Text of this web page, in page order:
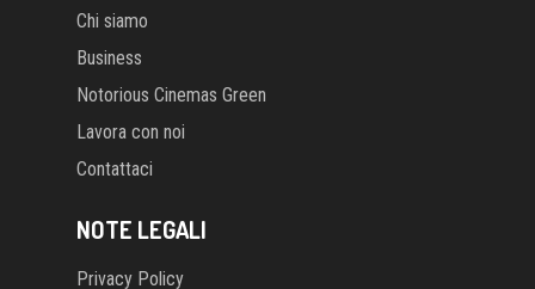
Chi siamo
Business
Notorious Cinemas Green
Lavora con noi
Contattaci
NOTE LEGALI
Privacy Policy